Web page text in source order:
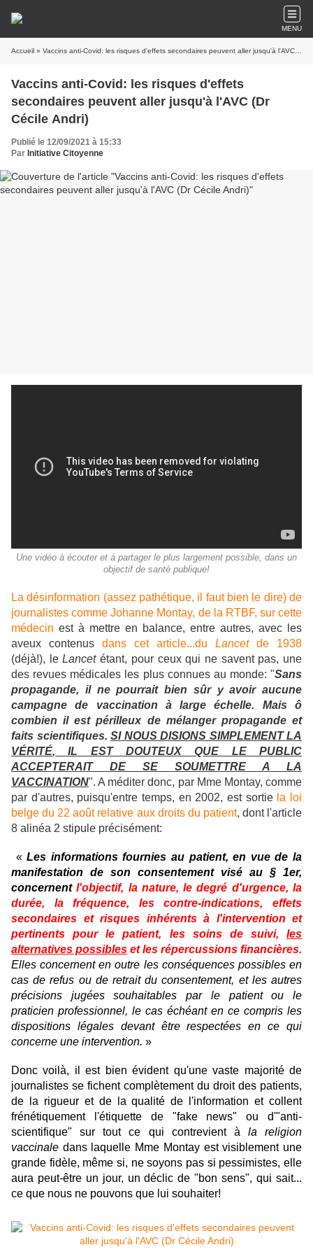
MENU
Accueil » Vaccins anti-Covid: les risques d'effets secondaires peuvent aller jusqu'à l'AVC (Dr Cécile Andri)
Vaccins anti-Covid: les risques d'effets
secondaires peuvent aller jusqu'à l'AVC (Dr
Cécile Andri)
Publié le 12/09/2021 à 15:33
Par Initiative Citoyenne
Une vidéo à écouter et à partager le plus largement possible, dans un
objectif de santé publique!
La désinformation (assez pathétique, il faut bien le dire) de
journalistes comme Johanne Montay, de la RTBF, sur cette
médecin est à mettre en balance, entre autres, avec les
aveux contenus dans cet article...du Lancetde 1938
(déjà!), leLancetétant, pour ceux qui ne savent pas, une
des revues médicales les plus connues au monde: "Sans
propagande, il ne pourrait bien sûr y avoir aucune
campagne de vaccination à large échelle. Mais ô
combien il est périlleux de mélanger propagande et
faits scientifiques. SI NOUS DISIONS SIMPLEMENT LA
VÉRITÉ, IL EST DOUTEUX QUE LE PUBLIC
ACCEPTERAIT DE SE SOUMETTRE A LA
VACCINATION". A méditer donc, par Mme Montay, comme
par d'autres, puisqu'entre temps, en 2002, est sortie la loi
belge du 22 août relative aux droits du patient, dont l'article
8 alinéa 2 stipule précisément:
«Les informations fournies au patient, en vue de la
manifestation de son consentement visé au § 1er,
concernent l'objectif, la nature, le degré d'urgence, la
durée, la fréquence, les contre-indications, effets
secondaires et risques inhérents à l'intervention et
pertinents pour le patient, les soins de suivi, les
alternatives possibles et les répercussions financières.
Elles concernent en outre les conséquences possibles en
cas de refus ou de retrait du consentement, et les autres
précisions jugées souhaitables par le patient ou le
praticien professionnel, le cas échéant en ce compris les
dispositions légales devant être respectées en ce qui
concerne une intervention. »
Donc voilà, il est bien évident qu'une vaste majorité de
journalistes se fichent complètement du droit des patients,
de la rigueur et de la qualité de l'information et collent
frénétiquement l'étiquette de "fake news" ou d'"anti-
scientifique" sur tout ce qui contrevient à la religion
vaccinale dans laquelle Mme Montay est visiblement une
grande fidèle, même si, ne soyons pas si pessimistes, elle
aura peut-être un jour, un déclic de "bon sens", qui sait...
ce que nous ne pouvons que lui souhaiter!